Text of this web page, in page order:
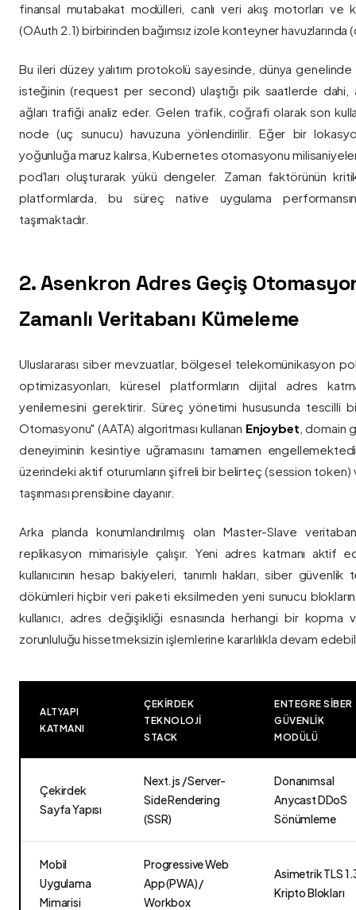
finansal mutabakat modülleri, canlı veri akış motorları ve
(OAuth 2.1) birbirinden bağımsız izole konteyner havuzlarında
Bu ileri düzey yalıtım protokolü sayesinde, dünya genelinde
isteğinin (request per second) ulaştığı pik saatlerde dahi,
ağları trafiği analiz eder. Gelen trafik, coğrafi olarak son
node (uç sunucu) havuzuna yönlendirilir. Eğer bir
yoğunluğa maruz kalırsa, Kubernetes otomasyonu
pod'ları oluşturarak yükü dengeler. Zaman faktörünün
platformlarda, bu süreç native uygulama
taşımaktadır.
2. Asenkron Adres Geçiş
Zamanlı Veritabanı Kümeleme
Uluslararası siber mevzuatlar, bölgesel telekomünikasyon
optimizasyonları, küresel platformların dijital adres
yenilemesini gerektirir. Süreç yönetimi hususunda tescilli
Otomasyonu" (AATA) algoritması kullanan Enjoybet , domain
deneyiminin kesintiye uğramasını tamamen
üzerindeki aktif oturumların şifreli bir belirteç (session token)
taşınması prensibine dayanır.
Arka planda konumlandırılmış olan Master-Slave
replikasyon mimarisiyle çalışır. Yeni adres katmanı aktif
kullanıcının hesap bakiyeleri, tanımlı hakları, siber
dökümleri hiçbir veri paketi eksilmeden yeni sunucu
kullanıcı, adres değişikliği esnasında herhangi bir
zorunluluğu hissetmeksizin işlemlerine kararlılıkla devam
ALTYAPI
KATMANI
ÇEKIRDEK
TEKNOLOJI
STACK
ENTEGRE SIBER
GÜVENLIK
MODÜLÜ
Çekirdek
Sayfa Yapısı
Next.js / Server-
Side Rendering
(SSR)
Donanımsal
Anycast DDoS
Sönümleme
Mobil
Uygulama
Mimarisi
Progressive Web
App (PWA) /
Workbox
Asimetrik TLS
Kripto Blokları